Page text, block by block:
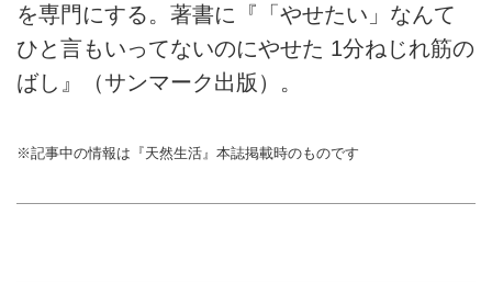
を専門にする。著書に『「やせたい」なんて
ひと言もいってないのにやせた 1分ねじれ筋の
ばし』（サンマーク出版）。
※記事中の情報は『天然生活』本誌掲載時のものです